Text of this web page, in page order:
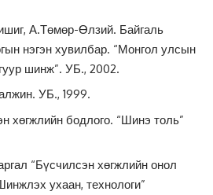
А.Төмөр-Өлзий. Байгаль
нэгэн хувилбар. “Монгол улсын
шинж”. УБ., 2002.
УБ., 1999.
хөгжлийн бодлого. “Шинэ толь”
“Бүсчилсэн хөгжлийн онол
ухаан, технологи”